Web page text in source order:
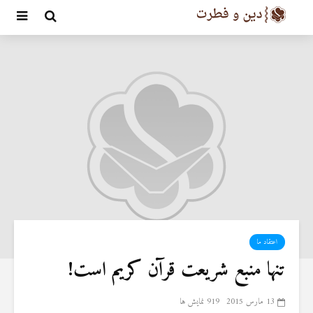
اعتقاد ما
تنها منبع شریعت قرآن کریم است!‏
13 مارس 2015 919 نمایش ها